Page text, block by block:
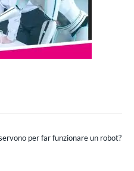
per far funzionare un robot?